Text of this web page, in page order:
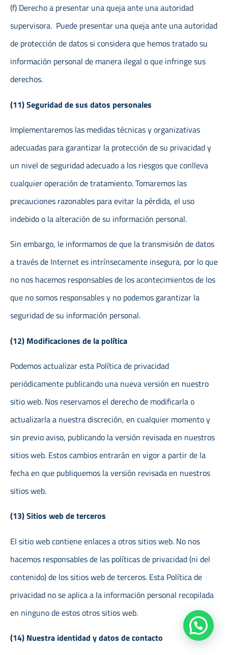
(f) Derecho a presentar una queja ante una autoridad
supervisora. Puede presentar una queja ante una autoridad
de protección de datos si considera que hemos tratado su
información personal de manera ilegal o que infringe sus
derechos.
(11) Seguridad de sus datos personales
Implementaremos las medidas técnicas y organizativas
adecuadas para garantizar la protección de su privacidad y
un nivel de seguridad adecuado a los riesgos que conlleva
cualquier operación de tratamiento. Tomaremos las
precauciones razonables para evitar la pérdida, el uso
indebido o la alteración de su información personal.
Sin embargo, le informamos de que la transmisión de datos
a través de Internet es intrínsecamente insegura, por lo que
no nos hacemos responsables de los acontecimientos de los
que no somos responsables y no podemos garantizar la
seguridad de su información personal.
(12) Modificaciones de la política
Podemos actualizar esta Política de privacidad
periódicamente publicando una nueva versión en nuestro
sitio web. Nos reservamos el derecho de modificarla o
actualizarla a nuestra discreción, en cualquier momento y
sin previo aviso, publicando la versión revisada en nuestros
sitios web. Estos cambios entrarán en vigor a partir de la
fecha en que publiquemos la versión revisada en nuestros
sitios web.
(13) Sitios web de terceros
El sitio web contiene enlaces a otros sitios web. No nos
hacemos responsables de las políticas de privacidad (ni del
contenido) de los sitios web de terceros. Esta Política de
privacidad no se aplica a la información personal recopilada
en ninguno de estos otros sitios web.
(14) Nuestra identidad y datos de contacto